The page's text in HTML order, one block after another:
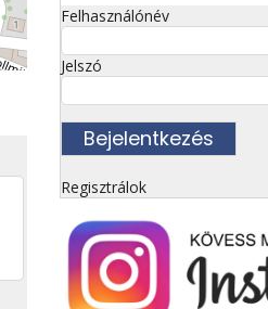
Felhasználónév
Jelszó
Regisztrálok